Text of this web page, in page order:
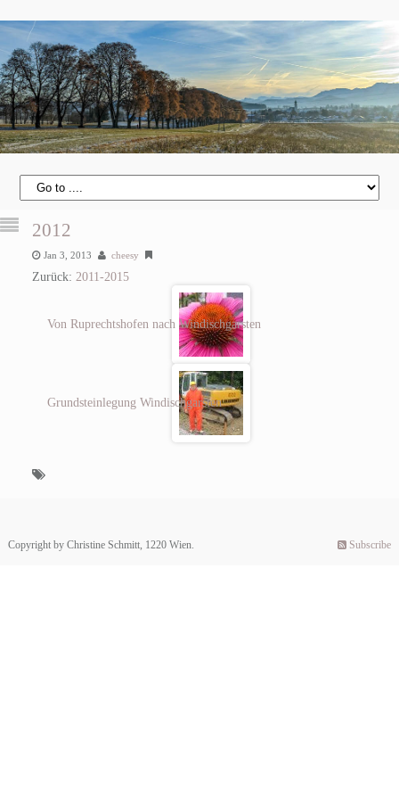
2012
Jan 3, 2013 cheesy
Zurück: 2011-2015
Von Ruprechtshofen nach Windischgarsten
Grundsteinlegung Windischgarsten
Copyright by Christine Schmitt, 1220 Wien. Subscribe